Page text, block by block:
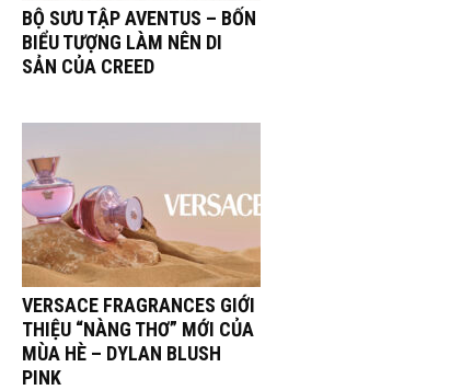
BỘ SƯU TẬP AVENTUS – BỐN
BIỂU TƯỢNG LÀM NÊN DI
SẢN CỦA CREED
VERSACE FRAGRANCES GIỚI
THIỆU “NÀNG THƠ” MỚI CỦA
MÙA HÈ – DYLAN BLUSH
PINK